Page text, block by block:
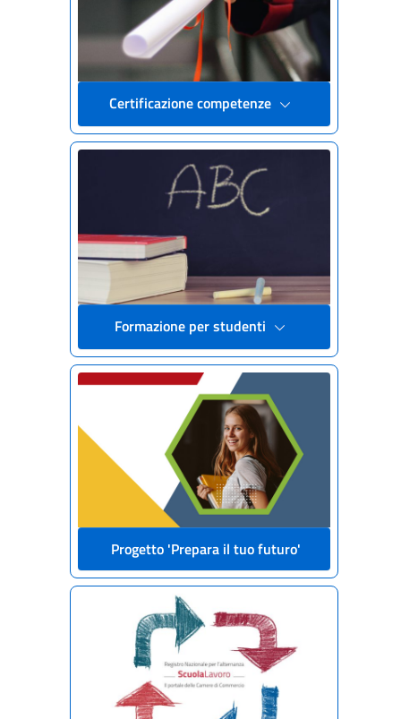
Certificazione competenze
Formazione per studenti
Progetto 'Prepara il tuo futuro'